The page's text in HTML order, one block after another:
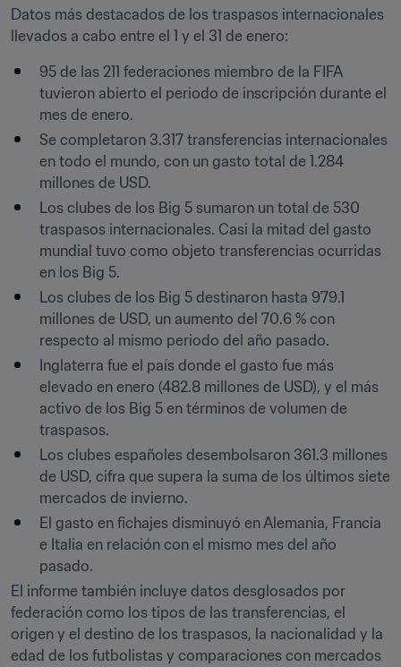
Datos más destacados de los traspasos internacionales
llevados a cabo entre el 1 y el 31 de enero:
95 de las 211 federaciones miembro de la FIFA
tuvieron abierto el periodo de inscripción durante el
mes de enero.
Se completaron 3.317 transferencias internacionales
en todo el mundo, con un gasto total de 1.284
millones de USD.
Los clubes de los Big 5 sumaron un total de 530
traspasos internacionales. Casi la mitad del gasto
mundial tuvo como objeto transferencias ocurridas
en los Big 5.
Los clubes de los Big 5 destinaron hasta 979.1
millones de USD, un aumento del 70.6 % con
respecto al mismo periodo del año pasado.
Inglaterra fue el país donde el gasto fue más
elevado en enero (482.8 millones de USD), y el más
activo de los Big 5 en términos de volumen de
traspasos.
Los clubes españoles desembolsaron 361.3 millones
de USD, cifra que supera la suma de los últimos siete
mercados de invierno.
El gasto en fichajes disminuyó en Alemania, Francia
e Italia en relación con el mismo mes del año
pasado.
El informe también incluye datos desglosados por
federación como los tipos de las transferencias, el
origen y el destino de los traspasos, la nacionalidad y la
edad de los futbolistas y comparaciones con mercados